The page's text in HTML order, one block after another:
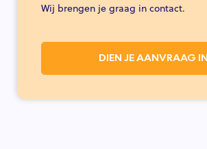
Wij brengen je graag in contact.
DIEN JE AANVRAAG IN